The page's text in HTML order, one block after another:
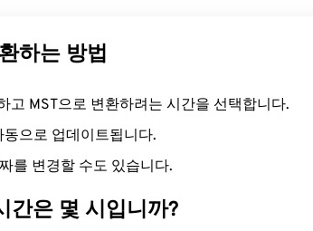
하는 방법
고 MST으로 변환하려는 시간을 선택합니다.
으로 업데이트됩니다.
를 변경할 수도 있습니다.
간은 몇 시입니까?